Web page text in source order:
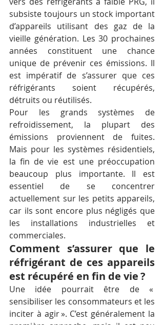
subsiste toujours un stock important
d’appareils utilisant des gaz de la
vieille génération. Les 30 prochaines
années constituent une chance
unique de prévenir ces émissions. Il
est impératif de s’assurer que ces
réfrigérants soient récupérés,
détruits ou réutilisés.
Pour les grands systèmes de
refroidissement, la plupart des
émissions proviennent de fuites.
Mais pour les systèmes résidentiels,
la fin de vie est une préoccupation
beaucoup plus importante. Il est
essentiel de se concentrer
actuellement sur les petits appareils,
car ils sont encore plus négligés que
les installations industrielles et
commerciales.
Comment s’assurer que le
réfrigérant de ces appareils
est récupéré en fin de vie ?
Une idée pourrait être de «
sensibiliser les consommateurs et les
inciter à agir ». C’est généralement la